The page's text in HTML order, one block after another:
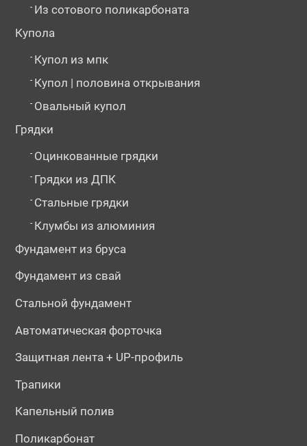
- Из сотового поликарбоната
Купола
- Купол из мпк
- Купол | половина открывания
- Овальный купол
Грядки
- Оцинкованные грядки
- Грядки из ДПК
- Стальные грядки
- Клумбы из алюминия
Фундамент из бруса
Фундамент из свай
Стальной фундамент
Автоматическая форточка
Защитная лента + UP-профиль
Трапики
Капельный полив
Поликарбонат